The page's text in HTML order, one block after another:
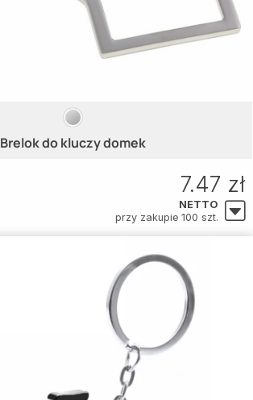
Brelok do kluczy domek
7.47 zł
NETTO
przy zakupie 100 szt.